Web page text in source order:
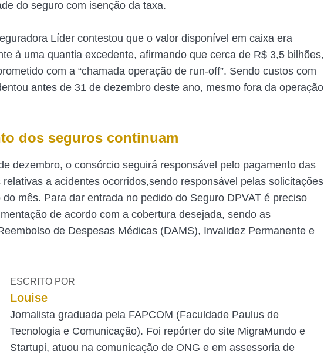
do seguro com isenção da taxa.
Líder contestou que o valor disponível em caixa era
à uma quantia excedente, afirmando que cerca de R$ 3,5 bilhões,
com a “chamada operação de run-off”. Sendo custos com
antes de 31 de dezembro deste ano, mesmo fora da operação
dos seguros continuam
dezembro, o consórcio seguirá responsável pelo pagamento das
relativas a acidentes ocorridos,sendo responsável pelas solicitações
mês. Para dar entrada no pedido do Seguro DPVAT é preciso
de acordo com a cobertura desejada, sendo as
de Despesas Médicas (DAMS), Invalidez Permanente e
ESCRITO POR
Louise
Jornalista graduada pela FAPCOM (Faculdade Paulus de
Tecnologia e Comunicação). Foi repórter do site MigraMundo e
Startupi, atuou na comunicação de ONG e em assessoria de